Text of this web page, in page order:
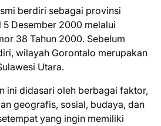
berdiri sebagai provinsi
Desember 2000 melalui
38 Tahun 2000. Sebelum
wilayah Gorontalo merupakan
Utara.
ini didasari oleh berbagai faktor,
geografis, sosial, budaya, dan
yang ingin memiliki